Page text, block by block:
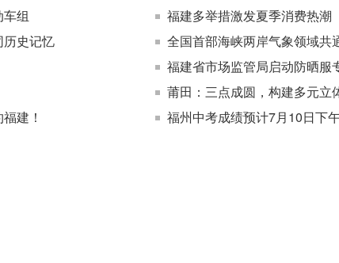
组
史记忆
建！
福建多举措激发夏季消费热潮
全国首部海峡两岸气象领域共
福建省市场监管局启动防晒服
莆田：三点成圆，构建多元立
福州中考成绩预计7月10日下